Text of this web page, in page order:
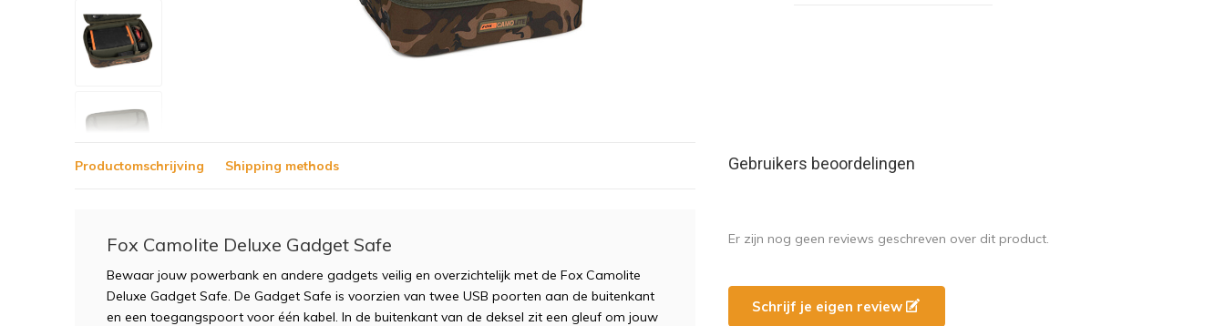
Productomschrijving Shipping methods
Fox Camolite Deluxe Gadget Safe
Bewaar jouw powerbank en andere gadgets veilig en overzichtelijk met de Fox Camolite
Deluxe Gadget Safe. De Gadget Safe is voorzien van twee USB poorten aan de buitenkant
en een toegangspoort voor één kabel. In de buitenkant van de deksel zit een gleuf om jouw
Gebruikers beoordelingen
Er zijn nog geen reviews geschreven over dit product.
Schrijf je eigen review